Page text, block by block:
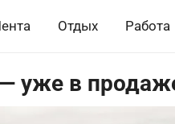
Отдых Работа
уже в